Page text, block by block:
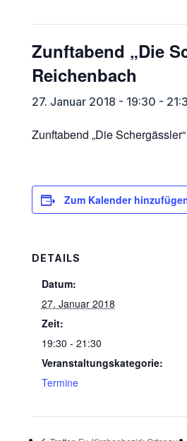
Zunftabend „Die
Reichenbach
27. Januar 2018 - 19:30 -
Zunftabend „Die
Zum Kalender
DETAILS
Datum:
27. Januar 2018
Zeit:
19:30 - 21:30
Veranstaltungskategorie:
Termine